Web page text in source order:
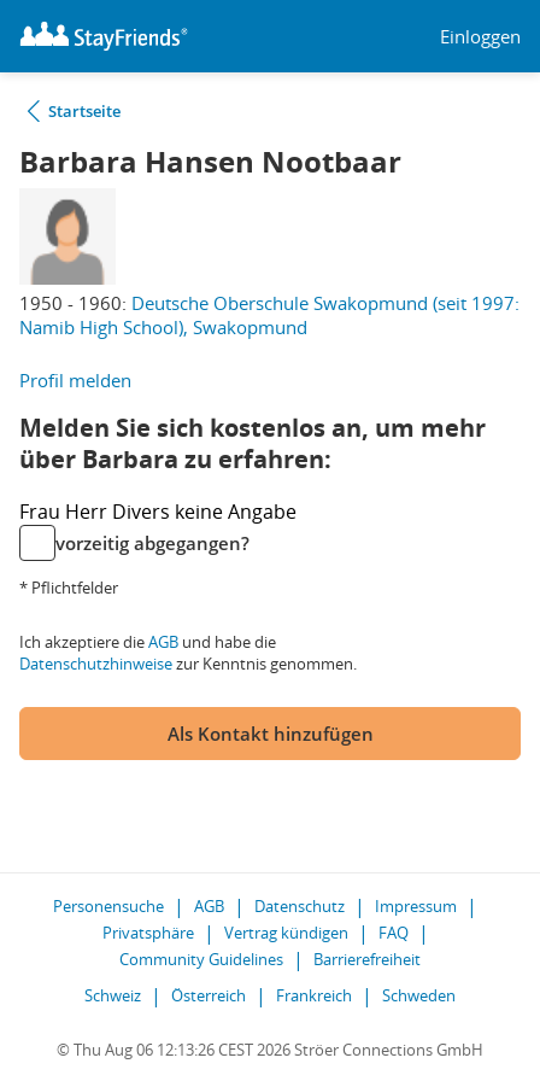
Einloggen
Startseite
Barbara Hansen Nootbaar
1950 - 1960: Deutsche Oberschule Swakopmund (seit 1997:
Namib High School), Swakopmund
Profil melden
Melden Sie sich kostenlos an, um mehr
über Barbara zu erfahren:
Frau Herr Divers keine Angabe
vorzeitig abgegangen?
* Pflichtfelder
Ich akzeptiere dieAGB und habe die
Datenschutzhinweisezur Kenntnis genommen.
Als Kontakt hinzufügen
Personensuche AGB Datenschutz
Impressum
Privatsphäre
Vertrag kündigen
FAQ
Community Guidelines
Barrierefreiheit
Schweiz
Österreich Frankreich Schweden
© Thu Aug 06 12:13:26 CEST 2026 Ströer Connections GmbH